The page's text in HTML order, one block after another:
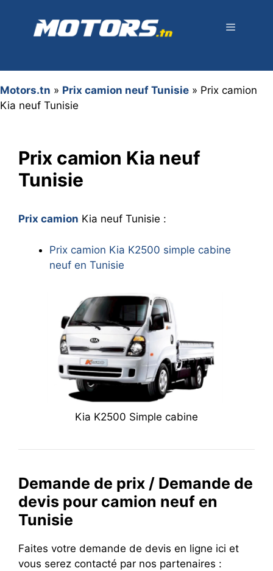
contenu
Motors.tn » Prix camion neuf Tunisie » Prix camion
Kia neuf Tunisie
Prix camion Kia neuf
Tunisie
Prix camion Kia neuf Tunisie :
Prix camion Kia K2500 simple cabine
neuf en Tunisie
Kia K2500 Simple cabine
Demande de prix / Demande de
devis pour camion neuf en
Tunisie
Faites votre demande de devis en ligne ici et
vous serez contacté par nos partenaires :